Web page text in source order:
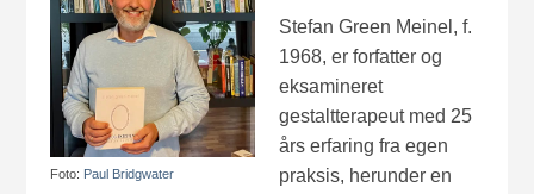
Foto: Paul Bridgwater
Stefan Green Meinel, f.
1968, er forfatter og
eksamineret
gestaltterapeut med 25
års erfaring fra egen
praksis, herunder en